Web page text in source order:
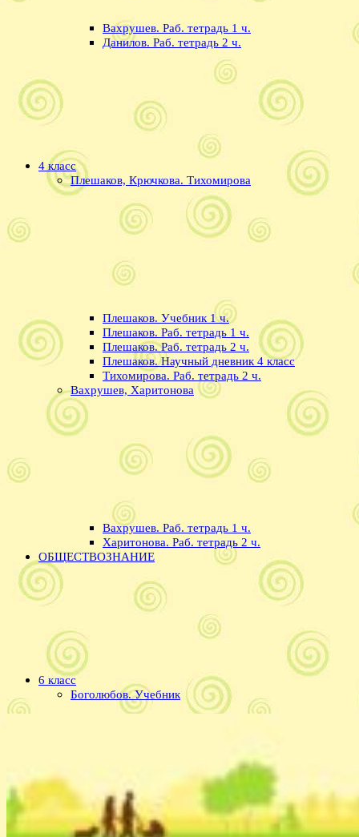
Вахрушев. Раб. тетрадь 1 ч.
Данилов. Раб. тетрадь 2 ч.
4 класс
Плешаков, Крючкова. Тихомирова
Плешаков. Учебник 1 ч.
Плешаков. Раб. тетрадь 1 ч.
Плешаков. Раб. тетрадь 2 ч.
Плешаков. Научный дневник 4 класс
Тихомирова. Раб. тетрадь 2 ч.
Вахрушев, Харитонова
Вахрушев. Раб. тетрадь 1 ч.
Харитонова. Раб. тетрадь 2 ч.
ОБЩЕСТВОЗНАНИЕ
6 класс
Боголюбов. Учебник